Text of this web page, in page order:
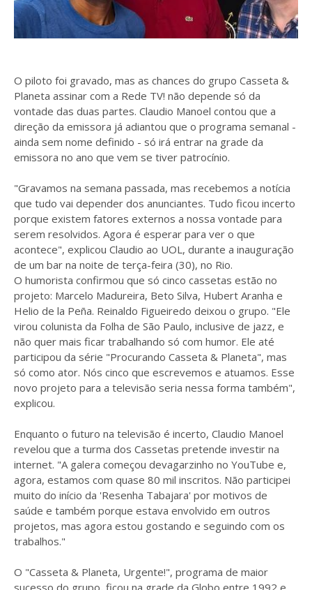
O piloto foi gravado, mas as chances do grupo Casseta &
Planeta assinar com a Rede TV! não depende só da
vontade das duas partes. Claudio Manoel contou que a
direção da emissora já adiantou que o programa semanal -
ainda sem nome definido - só irá entrar na grade da
emissora no ano que vem se tiver patrocínio.
"Gravamos na semana passada, mas recebemos a notícia
que tudo vai depender dos anunciantes. Tudo ficou incerto
porque existem fatores externos a nossa vontade para
serem resolvidos. Agora é esperar para ver o que
acontece", explicou Claudio ao UOL, durante a inauguração
de um bar na noite de terça-feira (30), no Rio.
O humorista confirmou que só cinco cassetas estão no
projeto: Marcelo Madureira, Beto Silva, Hubert Aranha e
Helio de la Peña. Reinaldo Figueiredo deixou o grupo. "Ele
virou colunista da Folha de São Paulo, inclusive de jazz, e
não quer mais ficar trabalhando só com humor. Ele até
participou da série "Procurando Casseta & Planeta", mas
só como ator. Nós cinco que escrevemos e atuamos. Esse
novo projeto para a televisão seria nessa forma também",
explicou.
Enquanto o futuro na televisão é incerto, Claudio Manoel
revelou que a turma dos Cassetas pretende investir na
internet. "A galera começou devagarzinho no YouTube e,
agora, estamos com quase 80 mil inscritos. Não participei
muito do início da 'Resenha Tabajara' por motivos de
saúde e também porque estava envolvido em outros
projetos, mas agora estou gostando e seguindo com os
trabalhos."
O "Casseta & Planeta, Urgente!", programa de maior